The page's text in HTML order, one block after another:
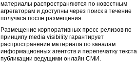
материалы распространяются по новостным
агрегаторам и доступны через поиск в течение
получаса после размещения.
Размещение корпоративных пресс-релизов по
принципу media visibility гарантирует
распространение материала по каналам
информационных агентств и перепечатку текста
публикации ведущими онлайн СМИ.